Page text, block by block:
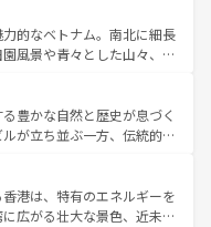
ど、バラエティ豊かな料理
の台湾情報は コンテンツ一覧を参
々の自然美を楽しむことが
、絶品のストリートフード
っている。夜には、韓国な
多彩な魅力を心ゆくまで味
い。 なお、新着の韓国情報はコンテンツ一
的なベトナム。南北に細長
風景や青々とした山々、世
。ハノイの古い町並みやホ
の建物も、独特の雰囲気を
ティの豊かさとおいしさで
トナムコーヒーなどは、ぜ
を訪れてもあたたかい人々
きっと忘れられない旅にな
豊かな自然と歴史が息づく
が立ち並ぶ一方、伝統的な
はチェンマイなどの山岳地
プーケットやクラビの美し
むことができる。タイ料理
港は、特有のエネルギーを
広がる壮大な景色、近未来